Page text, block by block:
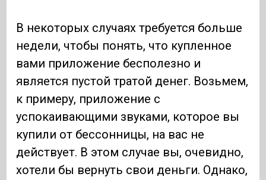
В некоторых случаях требуется больше
недели, чтобы понять, что купленное
вами приложение бесполезно и
является пустой тратой денег. Возьмем,
к примеру, приложение с
успокаивающими звуками, которое вы
купили от бессонницы, на вас не
действует. В этом случае вы, очевидно,
хотели бы вернуть свои деньги. Однако,